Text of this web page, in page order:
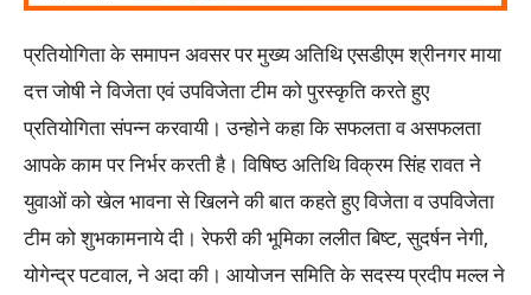
प्रतियोगिता के समापन अवसर पर मुख्य अतिथि एसडीएम श्रीनगर माया
दत्त जोषी ने विजेता एवं उपविजेता टीम को पुरस्कृति करते हुए
प्रतियोगिता संपन्न करवायी। उन्होने कहा कि सफलता व असफलता
आपके काम पर निर्भर करती है। विषिष्ठ अतिथि विक्रम सिंह रावत ने
युवाओं को खेल भावना से खिलने की बात कहते हुए विजेता व उपविजेता
टीम को शुभकामनाये दी। रेफरी की भूमिका ललीत बिष्ट, सुदर्षन नेगी,
योगेन्द्र पटवाल, ने अदा की। आयोजन समिति के सदस्य प्रदीप मल्ल ने